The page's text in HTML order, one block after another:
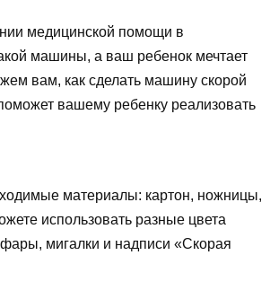
медицинской помощи в
машины, а ваш ребенок мечтает
вам, как сделать машину скорой
вашему ребенку реализовать
материалы: картон, ножницы,
использовать разные цвета
фары, мигалки и надписи «Скорая